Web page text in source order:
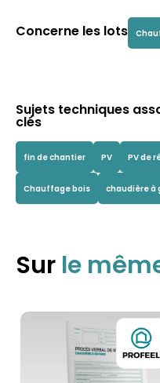
Concerne les lots
Sujets techniques
clés
fin de chantier PV PV de
Chauffage bois chaudière à
Sur le